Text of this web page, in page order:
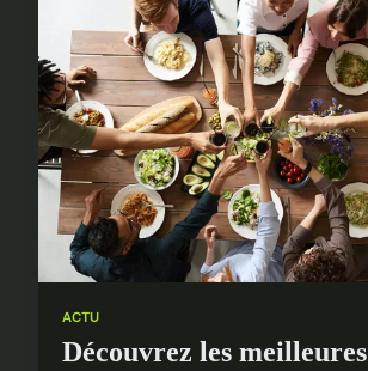
ACTU
Découvrez les meilleures